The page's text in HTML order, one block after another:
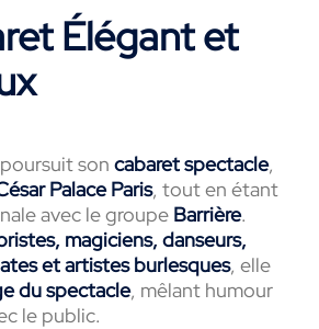
Élégant et
son cabaret spectacle,
Palace Paris, tout en étant
avec le groupe Barrière.
magiciens, danseurs,
et artistes burlesques, elle
du spectacle, mêlant humour
le public.